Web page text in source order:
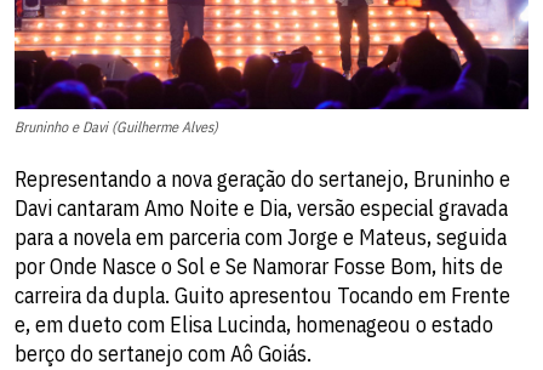
Bruninho e Davi (Guilherme Alves)
Representando a nova geração do sertanejo, Bruninho e
Davi cantaram Amo Noite e Dia, versão especial gravada
para a novela em parceria com Jorge e Mateus, seguida
por Onde Nasce o Sol e Se Namorar Fosse Bom, hits de
carreira da dupla. Guito apresentou Tocando em Frente
e, em dueto com Elisa Lucinda, homenageou o estado
berço do sertanejo com Aô Goiás.